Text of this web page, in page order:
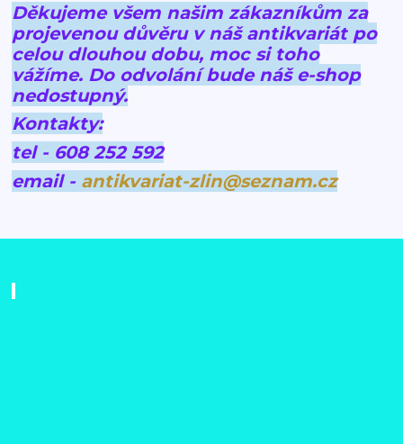
Děkujeme všem našim zákazníkům za
projevenou důvěru v náš antikvariát po
celou dlouhou dobu, moc si toho
vážíme. Do odvolání bude náš e-shop
nedostupný.
Kontakty:
tel - 608 252 592
email - antikvariat-zlin@seznam.cz